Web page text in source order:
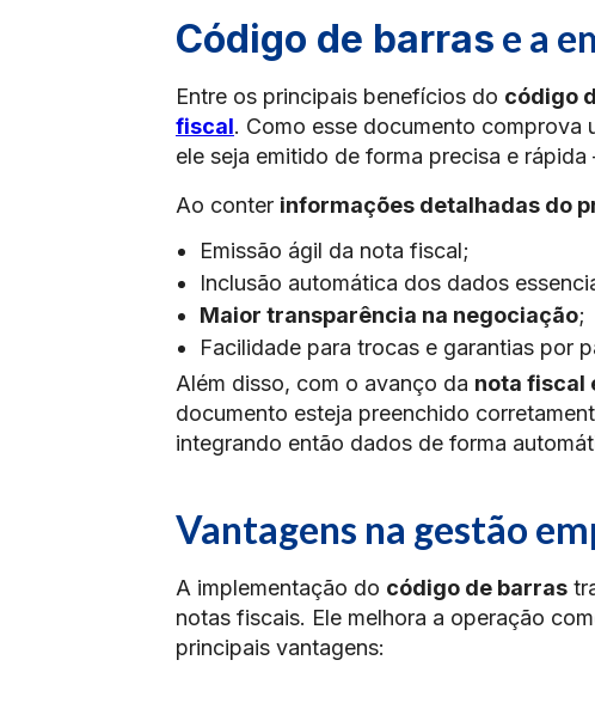
Código de barras e a
Entre os principais benefícios do código
fiscal. Como esse documento comprova
ele seja emitido de forma precisa e
Ao conter informações detalhadas do
Emissão ágil da nota fiscal;
Inclusão automática dos dados
Maior transparência na negociação;
Facilidade para trocas e garantias por
Além disso, com o avanço da nota fiscal
documento esteja preenchido
integrando então dados de forma
Vantagens na gestão
A implementação do código de barras
notas fiscais. Ele melhora a operação
principais vantagens: